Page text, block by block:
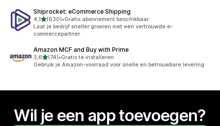
Shiprocket: eCommerce Shipping
4,1van 5 sterren
(630)
630 recensies in totaal
•Gratis abonnement beschikbaar
Laat je bedrijf sneller groeien met een vertrouwde e-
commercepartner
Amazon MCF and Buy with Prime
3,6van 5 sterren
(74)
74 recensies in totaal
•Gratis te installeren
Gebruik je Amazon-voorraad voor snelle en betrouwbare levering
Wil je een app toevoegen?